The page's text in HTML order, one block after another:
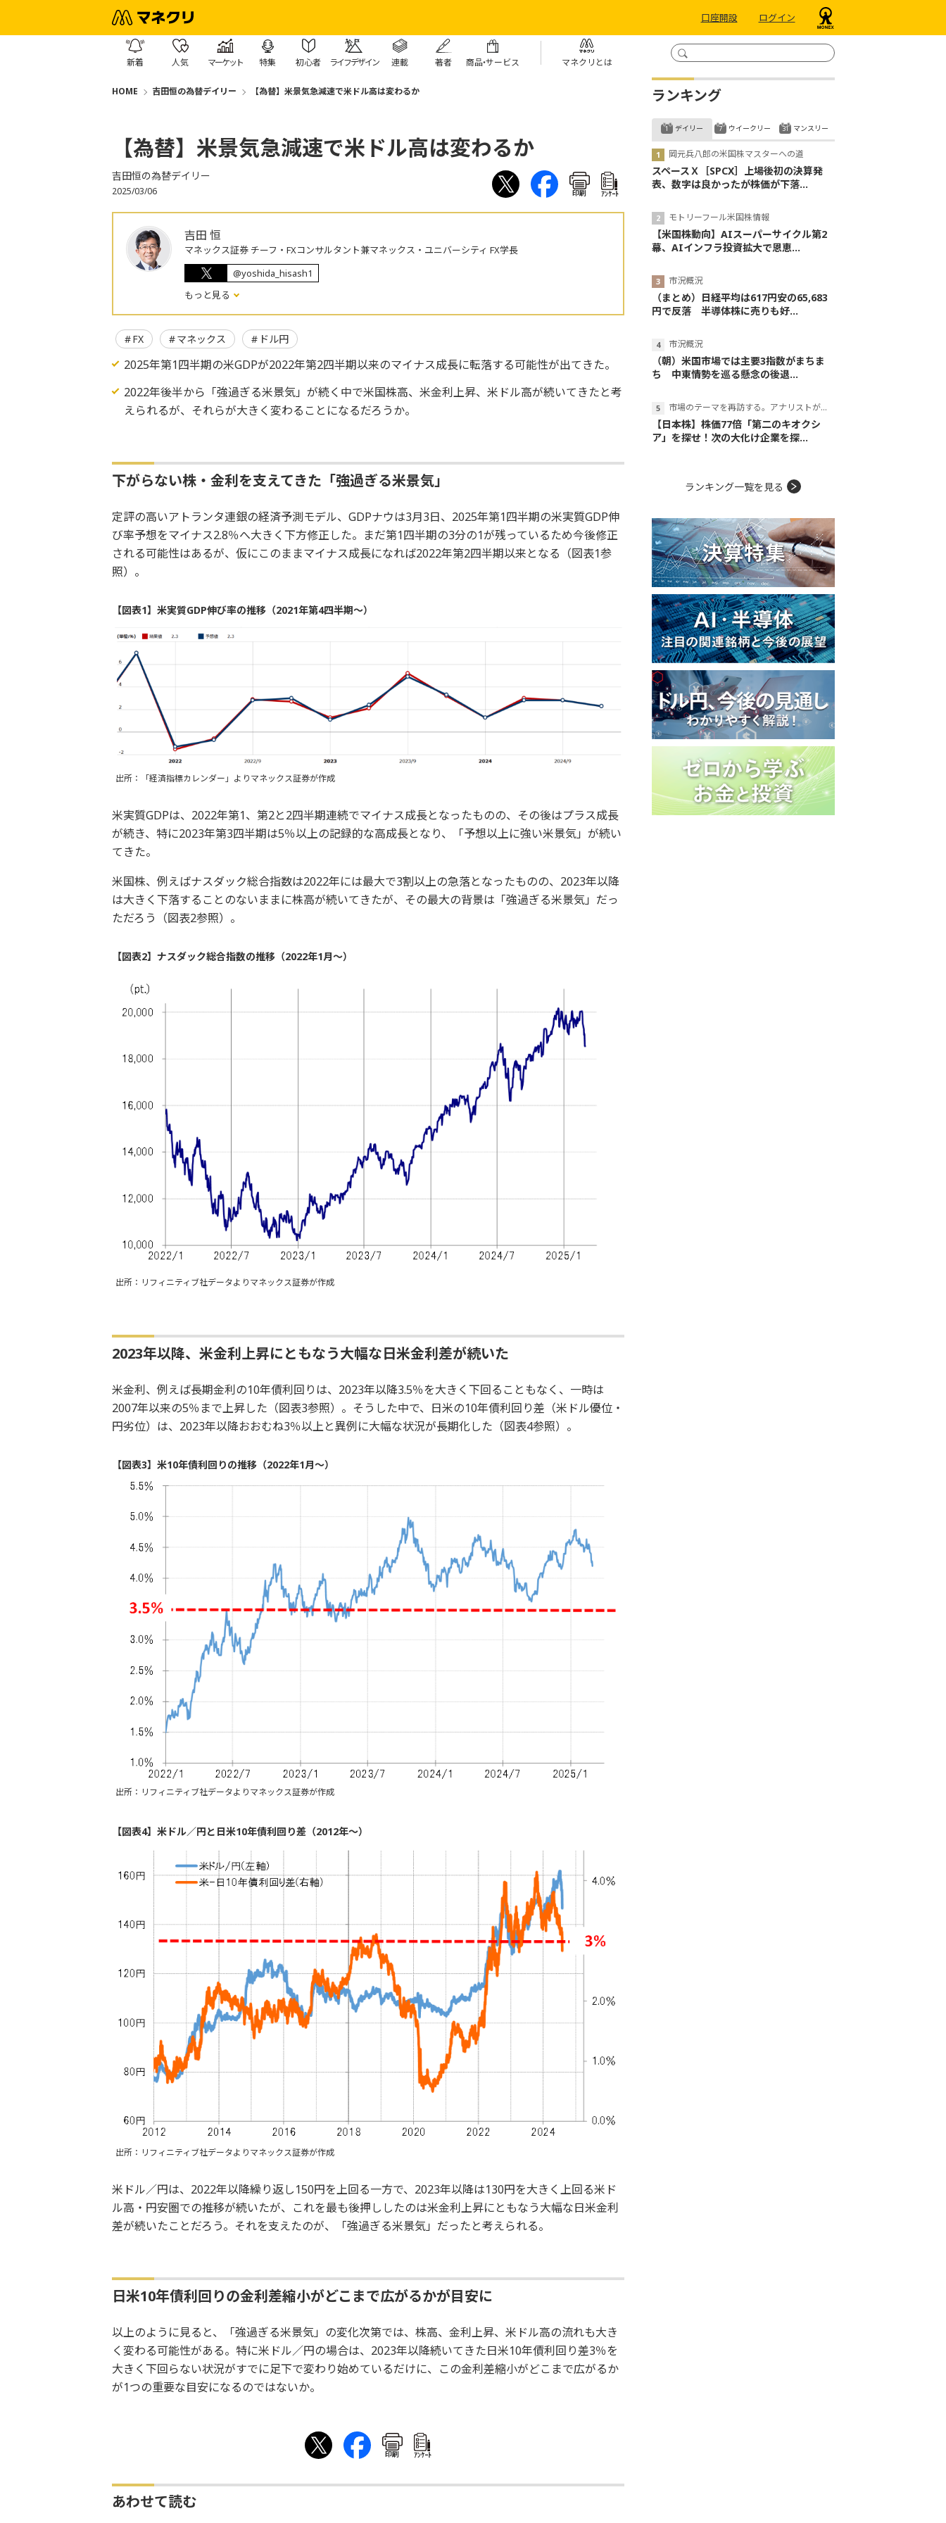
口座開設 ログイン
新着 人気 マーケット 特集 初心者 ライフデザイン 連載 著者 商品・サービス マネクリとは
HOME 吉田恒の為替デイリー 【為替】米景気急減速で米ドル高は変わるか
【為替】米景気急減速で米ドル高は変わるか
吉田恒の為替デイリー
2025/03/06 印刷 ｱﾝｹｰﾄ
吉田 恒
マネックス証券 チーフ・FXコンサルタント兼マネックス・ユニバーシティ FX学長
@yoshida_hisash1
もっと見る
FX マネックス ドル円
2025年第1四半期の米GDPが2022年第2四半期以来のマイナス成長に転落する可能性が出てきた。
2022年後半から「強過ぎる米景気」が続く中で米国株高、米金利上昇、米ドル高が続いてきたと考
えられるが、それらが大きく変わることになるだろうか。
下がらない株・金利を支えてきた「強過ぎる米景気」
定評の高いアトランタ連銀の経済予測モデル、GDPナウは3月3日、2025年第1四半期の米実質GDP伸
び率予想をマイナス2.8％へ大きく下方修正した。まだ第1四半期の3分の1が残っているため今後修正
される可能性はあるが、仮にこのままマイナス成長になれば2022年第2四半期以来となる（図表1参
照）。
【図表1】米実質GDP伸び率の推移（2021年第4四半期～）
出所：「経済指標カレンダー」よりマネックス証券が作成
米実質GDPは、2022年第1、第2と2四半期連続でマイナス成長となったものの、その後はプラス成長
が続き、特に2023年第3四半期は5％以上の記録的な高成長となり、「予想以上に強い米景気」が続い
てきた。
米国株、例えばナスダック総合指数は2022年には最大で3割以上の急落となったものの、2023年以降
は大きく下落することのないままに株高が続いてきたが、その最大の背景は「強過ぎる米景気」だっ
ただろう（図表2参照）。
【図表2】ナスダック総合指数の推移（2022年1月～）
出所：リフィニティブ社データよりマネックス証券が作成
2023年以降、米金利上昇にともなう大幅な日米金利差が続いた
米金利、例えば長期金利の10年債利回りは、2023年以降3.5％を大きく下回ることもなく、一時は
2007年以来の5％まで上昇した（図表3参照）。そうした中で、日米の10年債利回り差（米ドル優位・
円劣位）は、2023年以降おおむね3％以上と異例に大幅な状況が長期化した（図表4参照）。
【図表3】米10年債利回りの推移（2022年1月～）
出所：リフィニティブ社データよりマネックス証券が作成
【図表4】米ドル／円と日米10年債利回り差（2012年～）
出所：リフィニティブ社データよりマネックス証券が作成
米ドル／円は、2022年以降繰り返し150円を上回る一方で、2023年以降は130円を大きく上回る米ド
ル高・円安圏での推移が続いたが、これを最も後押ししたのは米金利上昇にともなう大幅な日米金利
差が続いたことだろう。それを支えたのが、「強過ぎる米景気」だったと考えられる。
日米10年債利回りの金利差縮小がどこまで広がるかが目安に
以上のように見ると、「強過ぎる米景気」の変化次第では、株高、金利上昇、米ドル高の流れも大き
く変わる可能性がある。特に米ドル／円の場合は、2023年以降続いてきた日米10年債利回り差3％を
大きく下回らない状況がすでに足下で変わり始めているだけに、この金利差縮小がどこまで広がるか
が1つの重要な目安になるのではないか。
印刷 ｱﾝｹｰﾄ
あわせて読む
ランキング
デイリー
岡元兵八郎の米国株マスターへの道
スペースＸ［SPCX］上場後初の決算発
表、数字は良かったが株価が下落...
モトリーフール米国株情報
【米国株動向】AIスーパーサイクル第2
幕、AIインフラ投資拡大で恩恵...
市況概況
（まとめ）日経平均は617円安の65,683
円で反落 半導体株に売りも好...
市況概況
（朝）米国市場では主要3指数がまちま
ち 中東情勢を巡る懸念の後退...
市場のテーマを再訪する。アナリストが読み解くテーマの本質
【日本株】株価77倍「第二のキオクシ
ア」を探せ！次の大化け企業を探...
ウイークリー マンスリー
ランキング一覧を見る